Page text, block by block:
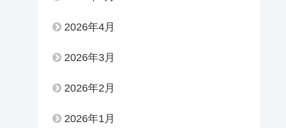
2026年4月
2026年3月
2026年2月
2026年1月